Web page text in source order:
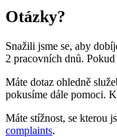
Otázky?
Snažili jsme se, aby
2 pracovních dnů.
Máte dotaz ohledně
pokusíme dále pomoci.
Máte stížnost, se kterou
complaints.